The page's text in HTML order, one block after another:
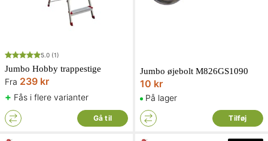
5.0 (1)
Jumbo Hobby trappestige
Fra 239 kr
+ Fås i flere varianter
Gå til
Jumbo øjebolt M826GS1090
10 kr
På lager
Tilføj